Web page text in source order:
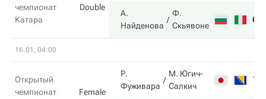
чемпионат
Катара
Double
А.
Найденова
Ф.
Скьявоне
6
16.01, 04:00
Открытый
чемпионат
Female
Р.
Фуживара
М. Югич-
Салкич
1